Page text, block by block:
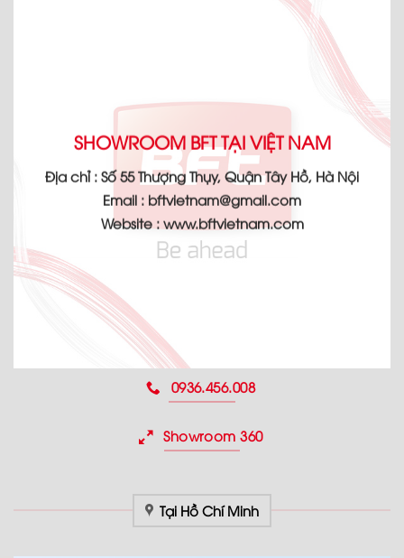
SHOWROOM BFT TẠI VIỆT NAM
Địa chỉ : Số 55 Thượng Thụy, Quận Tây Hồ, Hà Nội
Email : bftvietnam@gmail.com
Website : www.bftvietnam.com
0936.456.008
Showroom 360
Tại Hồ Chí Minh